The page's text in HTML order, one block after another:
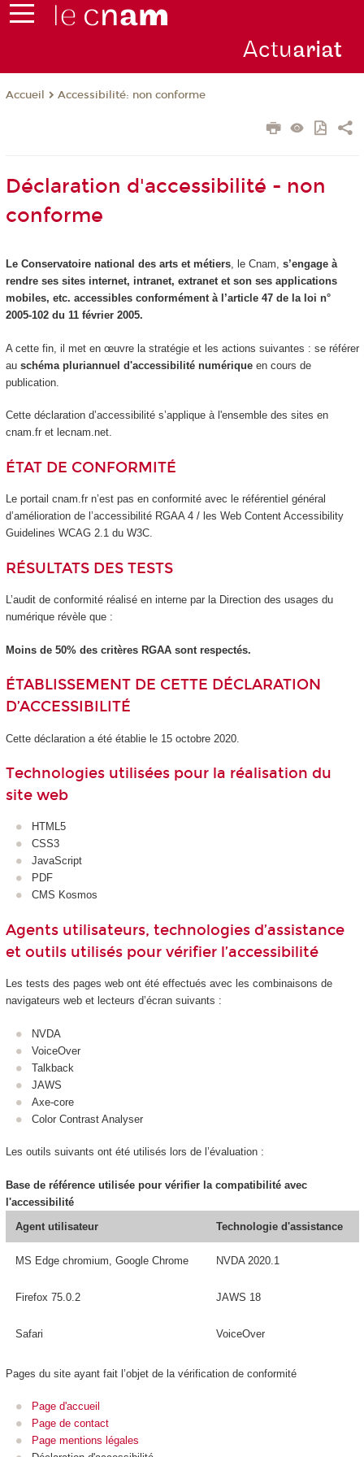
Actuariat
Accueil Accessibilité: non conforme
Déclaration d'accessibilité - non
conforme
Le Conservatoire national des arts et métiers, le Cnam, s’engage à
rendre ses sites internet, intranet, extranet et son ses applications
mobiles, etc. accessibles conformément à l’article 47 de la loi n°
2005-102 du 11 février 2005.
A cette fin, il met en œuvre la stratégie et les actions suivantes : se référer
au schéma pluriannuel d'accessibilité numériqueen cours de
publication.
Cette déclaration d’accessibilité s’applique à l'ensemble des sites en
cnam.fr et lecnam.net.
ÉTAT DE CONFORMITÉ
Le portail cnam.fr n’est pas en conformité avec le référentiel général
d’amélioration de l’accessibilité RGAA 4 / les Web Content Accessibility
Guidelines WCAG 2.1 du W3C.
RÉSULTATS DES TESTS
L’audit de conformité réalisé en interne par la Direction des usages du
numérique révèle que :
Moins de 50% des critères RGAA sont respectés.
ÉTABLISSEMENT DE CETTE DÉCLARATION
D’ACCESSIBILITÉ
Cette déclaration a été établie le 15 octobre 2020.
Technologies utilisées pour la réalisation du
site web
HTML5
CSS3
JavaScript
PDF
CMS Kosmos
Agents utilisateurs, technologies d’assistance
et outils utilisés pour vérifier l’accessibilité
Les tests des pages web ont été effectués avec les combinaisons de
navigateurs web et lecteurs d’écran suivants :
NVDA
VoiceOver
Talkback
JAWS
Axe-core
Color Contrast Analyser
Les outils suivants ont été utilisés lors de l’évaluation :
Base de référence utilisée pour vérifier la compatibilité avec
l'accessibilité
Agent utilisateur
Technologie d'assistance
MS Edge chromium, Google Chrome NVDA 2020.1
Firefox 75.0.2 JAWS 18
Safari VoiceOver
Pages du site ayant fait l’objet de la vérification de conformité
Page d'accueil
Page de contact
Page mentions légales